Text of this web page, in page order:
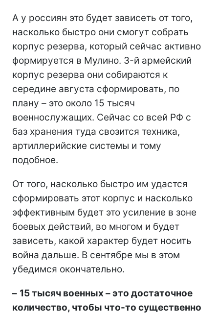
А у россиян это будет зависеть от того,
насколько быстро они смогут собрать
корпус резерва, который сейчас активно
формируется в Мулино. 3-й армейский
корпус резерва они собираются к
середине августа сформировать, по
плану – это около 15 тысяч
военнослужащих. Сейчас со всей РФ с
баз хранения туда свозится техника,
артиллерийские системы и тому
подобное.
От того, насколько быстро им удастся
сформировать этот корпус и насколько
эффективным будет это усиление в зоне
боевых действий, во многом и будет
зависеть, какой характер будет носить
война дальше. В сентябре мы в этом
убедимся окончательно.
– 15 тысяч военных – это достаточное
количество, чтобы что-то существенно